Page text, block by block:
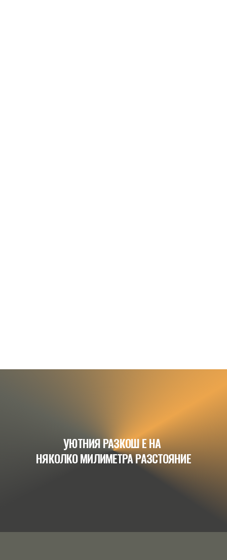
УЮТНИЯ РАЗКОШ Е НА
НЯКОЛКО МИЛИМЕТРА РАЗСТОЯНИЕ